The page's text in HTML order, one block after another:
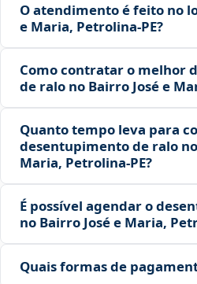
O atendimento é feito no
e Maria, Petrolina‑PE?
Como contratar o melhor
de ralo no Bairro José e
Quanto tempo leva para
desentupimento de ralo
Maria, Petrolina‑PE?
É possível agendar o
no Bairro José e Maria,
Quais formas de